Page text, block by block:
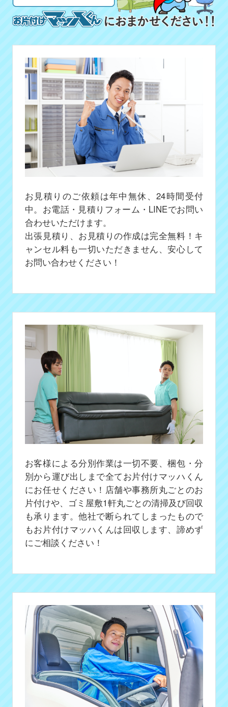
お見積りのご依頼は年中無休、24時間受付
中。お電話・見積りフォーム・LINEでお問い
合わせいただけます。
出張見積り、お見積りの作成は完全無料！キ
ャンセル料も一切いただきません、安心して
お問い合わせください！
お客様による分別作業は一切不要、梱包・分
別から運び出しまで全てお片付けマッハくん
にお任せください！店舗や事務所丸ごとのお
片付けや、ゴミ屋敷1軒丸ごとの清掃及び回収
も承ります。他社で断られてしまったもので
もお片付けマッハくんは回収します、諦めず
にご相談ください！